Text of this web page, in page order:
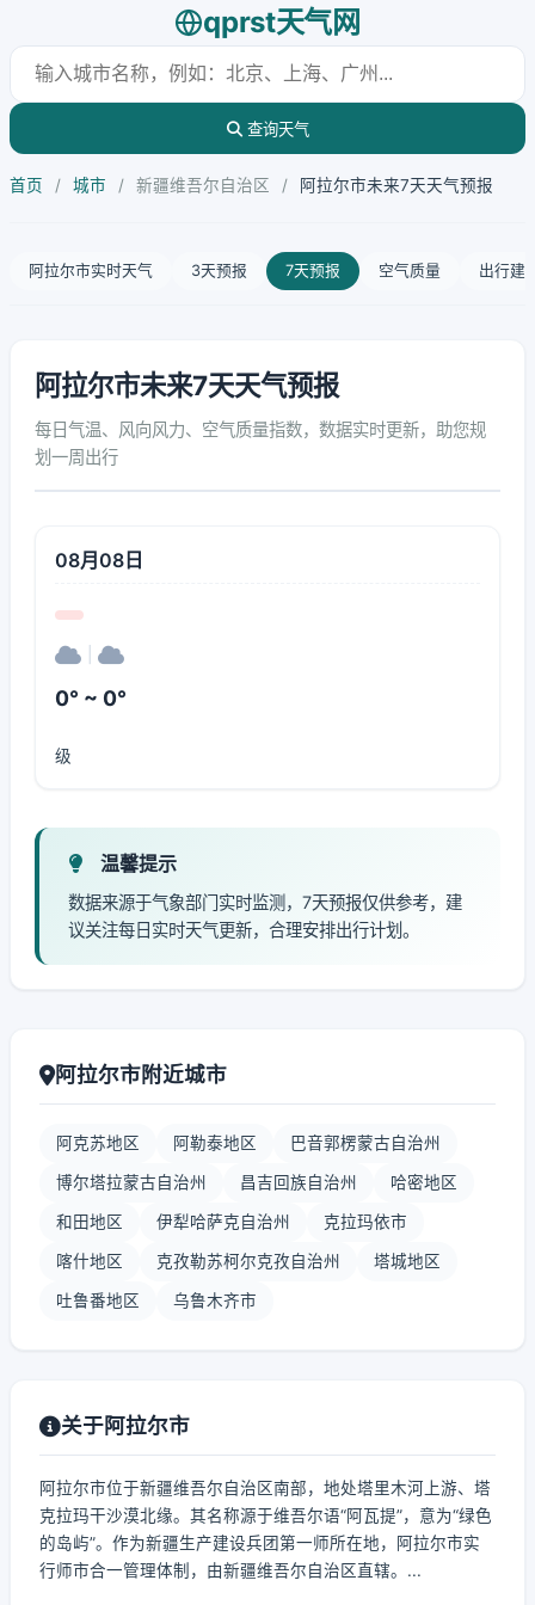
qprst天气网
查询天气
首页 / 城市 / 新疆维吾尔自治区 / 阿拉尔市未来7天天气预报
阿拉尔市实时天气 3天预报 7天预报 空气质量 出行建
阿拉尔市未来7天天气预报
每日气温、风向风力、空气质量指数，数据实时更新，助您规
划一周出行
08月08日
0° ~ 0°
级
温馨提示
数据来源于气象部门实时监测，7天预报仅供参考，建
议关注每日实时天气更新，合理安排出行计划。
阿拉尔市附近城市
阿克苏地区 阿勒泰地区 巴音郭楞蒙古自治州
博尔塔拉蒙古自治州 昌吉回族自治州 哈密地区
和田地区 伊犁哈萨克自治州 克拉玛依市
喀什地区 克孜勒苏柯尔克孜自治州 塔城地区
吐鲁番地区 乌鲁木齐市
关于阿拉尔市
阿拉尔市位于新疆维吾尔自治区南部，地处塔里木河上游、塔
克拉玛干沙漠北缘。其名称源于维吾尔语“阿瓦提”，意为“绿色
的岛屿”。作为新疆生产建设兵团第一师所在地，阿拉尔市实
行师市合一管理体制，由新疆维吾尔自治区直辖。...